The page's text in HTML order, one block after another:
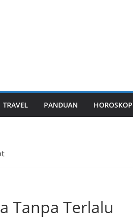
TRAVEL PANDUAN HOROSKOP
Tanpa Terlalu